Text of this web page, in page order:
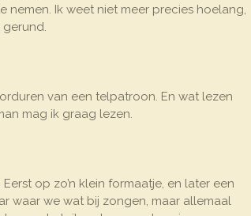
Ik weet niet meer precies hoelang,
van een telpatroon. En wat lezen
mag ik graag lezen.
op zo’n klein formaatje, en later een
waar we wat bij zongen, maar allemaal